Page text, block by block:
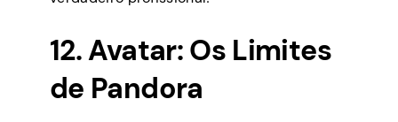
12. Avatar: Os Limites
de Pandora